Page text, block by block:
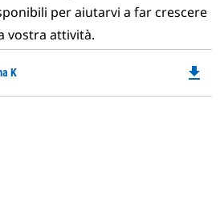
per aiutarvi a far crescere
vostra attività.
K file_download